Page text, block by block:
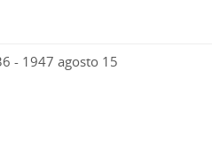
- 1947 agosto 15